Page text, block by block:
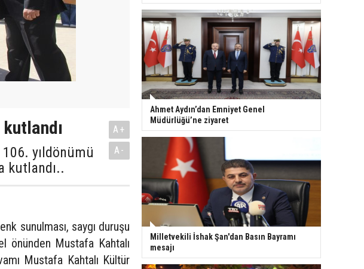
yıldönümü
kutlandı..
A+
A-
sunulması, saygı duruşu
önünden Mustafa Kahtalı
Mustafa Kahtalı Kültür
Ahmet Aydın’dan Emniyet Genel
Müdürlüğü’ne ziyaret
Milletvekili İshak Şan'dan Basın Bayramı
mesajı